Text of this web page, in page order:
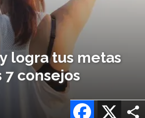
logra tus metas
7 consejos
X
Facebook